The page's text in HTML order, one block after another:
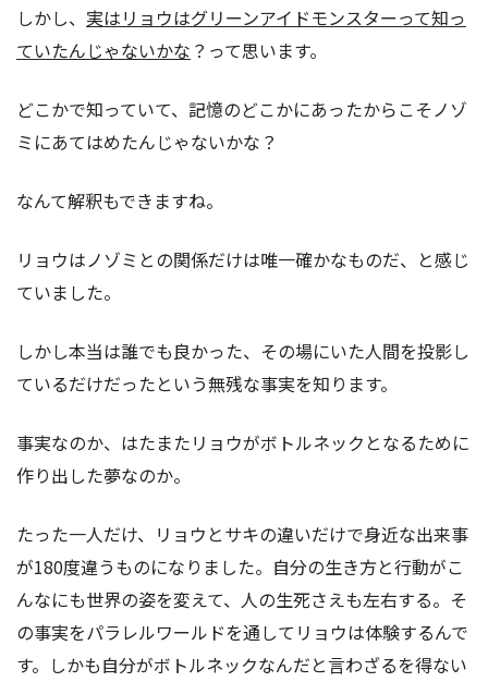
しかし、 実はリョウはグリーンアイドモンスターって知っ
ていたんじゃないかな ？って思います。
どこかで知っていて、記憶のどこかにあったからこそノゾ
ミにあてはめたんじゃないかな？
なんて解釈もできますね。
リョウはノゾミとの関係だけは唯一確かなものだ、と感じ
ていました。
しかし本当は誰でも良かった、その場にいた人間を投影し
ているだけだったという無残な事実を知ります。
事実なのか、はたまたリョウがボトルネックとなるために
作り出した夢なのか。
たった一人だけ、リョウとサキの違いだけで身近な出来事
が180度違うものになりました。自分の生き方と行動がこ
んなにも世界の姿を変えて、人の生死さえも左右する。そ
の事実をパラレルワールドを通してリョウは体験するんで
す。しかも自分がボトルネックなんだと言わざるを得ない